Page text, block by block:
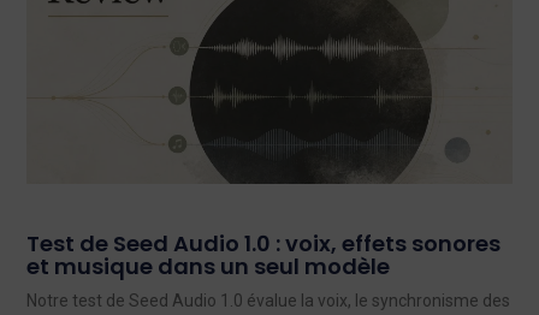
Test de Seed Audio 1.0 : voix, effets sonores
et musique dans un seul modèle
Notre test de Seed Audio 1.0 évalue la voix, le synchronisme des